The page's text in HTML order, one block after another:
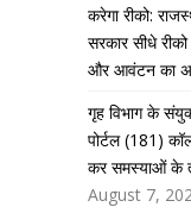
करेगा रीको:
सरकार सीधे
और आवंटन का
गृह विभाग के
पोर्टल (181)
कर समस्याओं के
August 7,